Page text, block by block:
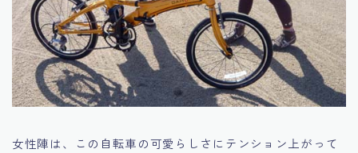
女性陣は、この自転車の可愛らしさにテンション上がって